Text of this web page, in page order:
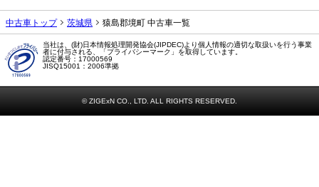
当社は、(財)日本情報処理開発協会(JIPDEC)より個人情報の適切な取扱いを行う事業
認定番号：17000569
© ZIGExN CO., LTD. ALL RIGHTS RESERVED.